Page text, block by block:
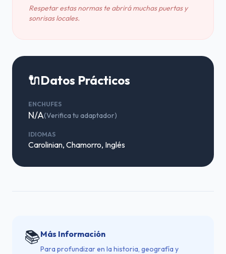
Respetar estas normas te abrirá muchas puertas y
sonrisas locales.
🔌Datos Prácticos
ENCHUFES
N/A(Verifica tu adaptador)
IDIOMAS
Carolinian, Chamorro, Inglés
📚Más Información
Para profundizar en la historia, geografía y